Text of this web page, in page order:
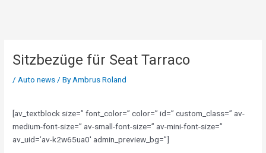
Sitzbezüge für Seat Tarraco
/Auto news/ ByAmbrus Roland
[av_textblock size=” font_color=” color=” id=” custom_class=” av-
medium-font-size=” av-small-font-size=” av-mini-font-size=”
av_uid=’av-k2w65ua0′ admin_preview_bg=”]